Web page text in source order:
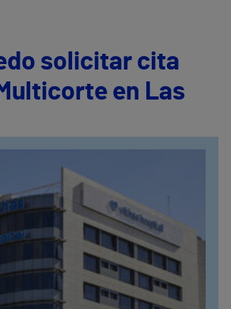
solicitar cita
en Las